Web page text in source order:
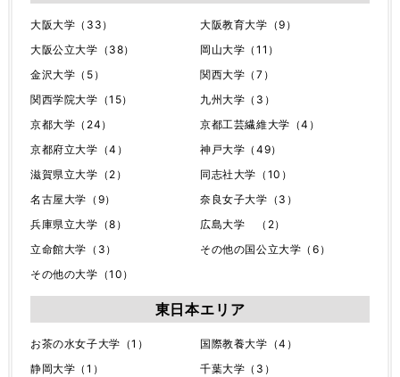
大阪大学（33）
大阪教育大学（9）
大阪公立大学（38）
岡山大学（11）
金沢大学（5）
関西大学（7）
関西学院大学（15）
九州大学（3）
京都大学（24）
京都工芸繊維大学（4）
京都府立大学（4）
神戸大学（49）
滋賀県立大学（2）
同志社大学（10）
名古屋大学（9）
奈良女子大学（3）
兵庫県立大学（8）
広島大学 （2）
立命館大学（3）
その他の国公立大学（6）
その他の大学（10）
東日本エリア
お茶の水女子大学（1）
国際教養大学（4）
静岡大学（1）
千葉大学（3）